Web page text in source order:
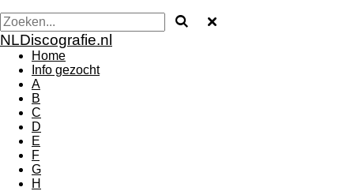
NLDiscografie.nl
Home
Info gezocht
A
B
C
D
E
F
G
H